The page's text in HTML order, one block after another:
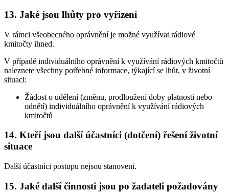
13. Jaké jsou lhůty pro vyřízení
V rámci všeobecného oprávnění je možné využívat rádiové
kmitočty ihned.
V případě individuálního oprávnění k využívání rádiových kmitočtů
naleznete všechny potřebné informace, týkající se lhůt, v životní
situaci:
Žádost o udělení (změnu, prodloužení doby platnosti nebo
odnětí) individuálního oprávnění k využívání rádiových
kmitočtů
14. Kteří jsou další účastníci (dotčení) řešení životní
situace
Další účastníci postupu nejsou stanoveni.
15. Jaké další činnosti jsou po žadateli požadovány